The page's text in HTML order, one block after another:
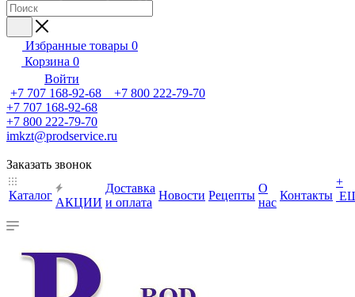
Избранные товары 0
Корзина 0
Войти
+7 707 168-92-68 +7 800 222-79-70
+7 707 168-92-68
+7 800 222-79-70
imkzt@prodservice.ru
Заказать звонок
Каталог
АКЦИИ
Доставка
и оплата
Новости Рецепты
О
нас
Контакты
+